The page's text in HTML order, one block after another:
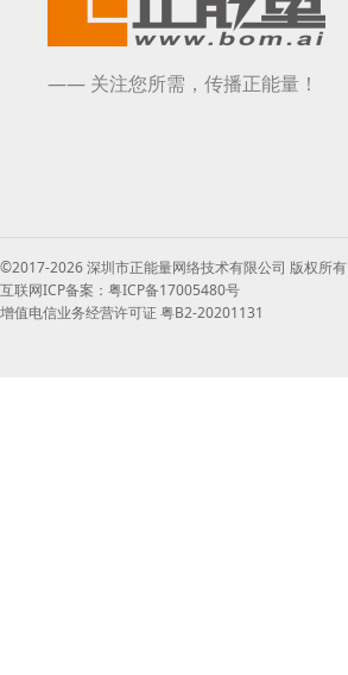
—— 关注您所需，传播正能量！
©2017-2026 深圳市正能量网络技术有限公司 版权所有
互联网ICP备案：粤ICP备17005480号
增值电信业务经营许可证 粤B2-20201131